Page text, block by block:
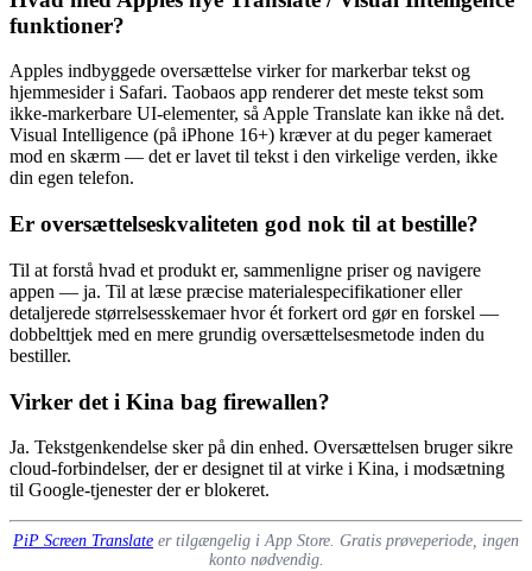
funktioner?
Apples indbyggede oversættelse virker for markerbar tekst og
hjemmesider i Safari. Taobaos app renderer det meste tekst som
ikke-markerbare UI-elementer, så Apple Translate kan ikke nå det.
Visual Intelligence (på iPhone 16+) kræver at du peger kameraet
mod en skærm — det er lavet til tekst i den virkelige verden, ikke
din egen telefon.
Er oversættelseskvaliteten god nok til at bestille?
Til at forstå hvad et produkt er, sammenligne priser og navigere
appen — ja. Til at læse præcise materialespecifikationer eller
detaljerede størrelsesskemaer hvor ét forkert ord gør en forskel —
dobbelttjek med en mere grundig oversættelsesmetode inden du
bestiller.
Virker det i Kina bag firewallen?
Ja. Tekstgenkendelse sker på din enhed. Oversættelsen bruger sikre
cloud-forbindelser, der er designet til at virke i Kina, i modsætning
til Google-tjenester der er blokeret.
PiP Screen Translate er tilgængelig i App Store. Gratis prøveperiode, ingen
konto nødvendig.